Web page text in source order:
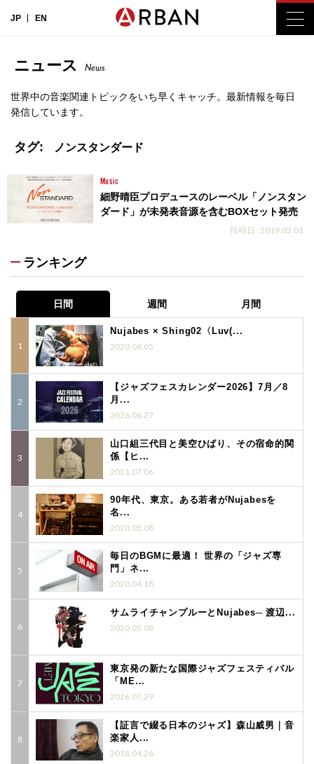
JP EN
ニュース News
世界中の音楽関連トピックをいち早くキャッチ。最新情報を毎日
発信しています。
タグ: ノンスタンダード
Music
細野晴臣プロデュースのレーベル「ノンスタン
ダード」が未発表音源を含むBOXセット発売
投稿日 : 2019.02.01
ランキング
日間 週間 月間
Nujabes × Shing02〈Luv(...
2020.06.05
【ジャズフェスカレンダー2026】7月／8
月...
2026.06.27
山口組三代目と美空ひばり、その宿命的関
係【ヒ...
2021.07.06
90年代、東京。ある若者がNujabesを
名...
2020.05.08
毎日のBGMに最適！ 世界の「ジャズ専
門」ネ...
2020.04.18
サムライチャンプルーとNujabes─ 渡辺...
2020.05.08
東京発の新たな国際ジャズフェスティバル
「ME...
2026.07.29
【証言で綴る日本のジャズ】森山威男｜音
楽家人...
2018.04.26